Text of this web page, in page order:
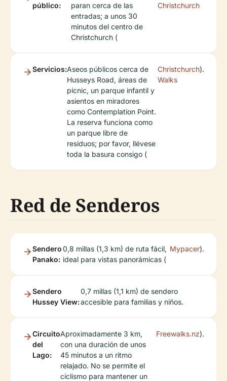
público:
paran cerca de las
entradas; a unos 30
minutos del centro de
Christchurch (
Christchurch
Servicios:Aseos públicos cerca de
Husseys Road, áreas de
pícnic, un parque infantil y
asientos en miradores
como Contemplation Point.
La reserva funciona como
un parque libre de
residuos; por favor, llévese
toda la basura consigo (
Christchurch
Walks
).
Red de Senderos
Sendero
Panako:
0,8 millas (1,3 km) de ruta fácil,
ideal para vistas panorámicas (
Mypacer).
Sendero
Hussey View:
0,7 millas (1,1 km) de sendero
accesible para familias y niños.
Circuito
del
Lago:
Aproximadamente 3 km,
con una duración de unos
45 minutos a un ritmo
relajado. No se permite el
ciclismo para mantener un
Freewalks.nz).